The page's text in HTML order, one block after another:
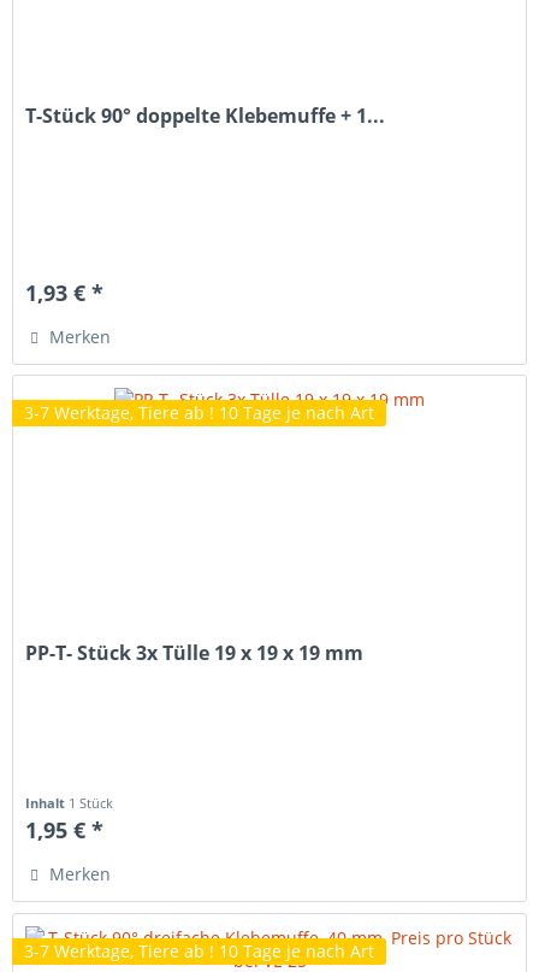
T-Stück 90° doppelte Klebemuffe + 1...
1,93 € *
Merken
3-7 Werktage, Tiere ab ! 10 Tage je nach Art
PP-T- Stück 3x Tülle 19 x 19 x 19 mm
Inhalt 1 Stück
1,95 € *
Merken
3-7 Werktage, Tiere ab ! 10 Tage je nach Art